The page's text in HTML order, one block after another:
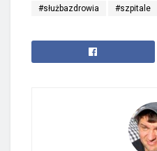
#służbazdrowia #szpitale